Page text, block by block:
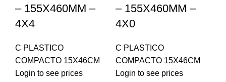
– 155X460MM –
4X4
C PLASTICO
COMPACTO 15X46CM
Login to see prices
– 155X460MM –
4X0
C PLASTICO
COMPACTO 15X46CM
Login to see prices